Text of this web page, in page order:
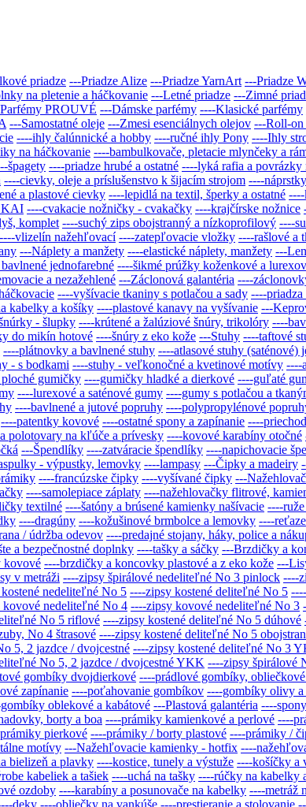
priadze ---Priadze Alize ---Priadze YarnArt ---Priadze
na pletenie a háčkovanie ---Letné priadze ---Zimné
PROUVÉ ---Dámske parfémy ----Klasické parfémy
---Samostatné oleje ---Zmesi esenciálnych olejov ---Roll-on
----ihly čalúnnické a hobby ----ručné ihly Pony ----Ihly
na háčkovanie ----bambulkovače, pletacie mlynčeky a
špagety ----priadze hrubé a ostatné ----lyká rafia a povrázky
----cievky, oleje a príslušenstvo k šijacím strojom ----náprstky
a plastové cievky ----lepidlá na textil, šperky a ostatné
KAI ----cvakacie nožničky - cvakačky ----krajčírske nožnice
komplet ----suchý zips obojstranný a nízkoprofilový ----
----vlizelín nažehľovací ----zatepľovacie vložky ----rašlové a
---Náplety a manžety ----elastické náplety, manžety ---
jednofarebné ----šikmé prúžky koženkové a
a nezažehlené ---Záclonová galantéria ----
----vyšívacie tkaniny s potlačou a sady ----
kabelky a košíky ----plastové kanavy na vyšívanie ---
- šlupky ----krútené a žalúziové šnúry, trikolóry ----
do mikín hotové ----šnúry z eko kože ---Stuhy ----taftové
----plátnovky a bavlnené stuhy ----atlasové stuhy (saténové)
- s bodkami ----stuhy - veľkonočné a kvetinové motívy ----
gumičky ----gumičky hladké a dierkové ----guľaté
----lurexové a saténové gumy ----gumy s potlačou a
----bavlnené a jutové popruhy ----polypropylénové
----patentky kovové ----ostatné spony a zapínanie ----
polotovary na kľúče a prívesky ----kovové karabíny otočné
---Špendlíky ----zatváracie špendlíky ----napichovacie
- výpustky, lemovky ----lampasy ---Čipky a madeiry
----francúzske čipky ----vyšívané čipky ---
----samolepiace záplaty ----nažehlovačky flitrové,
textilné ----šatóny a brúsené kamienky našívacie ----
----dragúny ----kožušinové brmbolce a lemovky ----
/ údržba odevov ----predajné stojany, háky, police a
a bezpečnostné doplnky ----tašky a sáčky ---Brzdičky a
kovové ----brzdičky a koncovky plastové a z eko kože ---
v metráži ----zipsy špirálové nedeliteľné No 3 pinlock ----
nedeliteľné No 5 ----zipsy kostené deliteľné No 5
kovové nedeliteľné No 4 ----zipsy kovové nedeliteľné No 3
No 5 riflové ----zipsy kostené deliteľné No 5 dúhové
No 4 štrasové ----zipsy kostené deliteľné No 5
5, 2 jazdce / dvojcestné ----zipsy kostené deliteľné No 3
No 5, 2 jazdce / dvojcestné YKK ----zipsy špirálové
gombíky dvojdierkové ----prádlové gombíky,
zapínanie ----poťahovanie gombíkov ----gombíky olivy a
oblekové a kabátové ---Plastová galantéria ----
borty a boa ----prámiky kamienkové a perlové ----
pierkové ----prámiky / borty plastové ----prámiky /
motívy ---Nažehľovacie kamienky - hotfix ----
bielizeň a plavky ----kostice, tunely a výstuže ----košíčky a
kabeliek a tašiek ----uchá na tašky ----rúčky na kabelky
ozdoby ----karabíny a posunovače na kabelky ----metráž
deky ----obliečky na vankúše ----prestieranie a stolovanie